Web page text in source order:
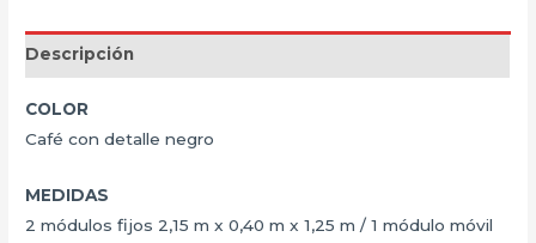
Descripción
COLOR
Café con detalle negro
MEDIDAS
2 módulos fijos 2,15 m x 0,40 m x 1,25 m / 1 módulo móvil